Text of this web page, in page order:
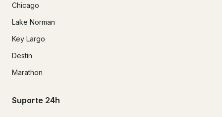
Chicago
Lake Norman
Key Largo
Destin
Marathon
Suporte 24h